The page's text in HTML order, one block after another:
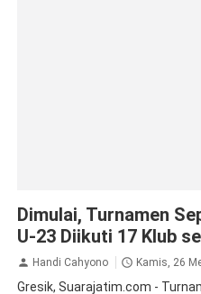
Dimulai, Turnamen
U-23 Diikuti 17 Klub
Handi Cahyono Kamis, 26
Gresik, Suarajatim.com -